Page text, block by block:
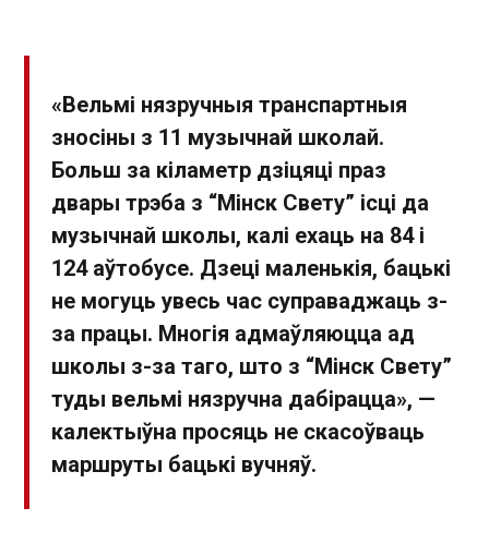
«Вельмі нязручныя транспартныя
зносіны з 11 музычнай школай.
Больш за кіламетр дзіцяці праз
двары трэба з “Мінск Свету” ісці да
музычнай школы, калі ехаць на 84 і
124 аўтобусе. Дзеці маленькія, бацькі
не могуць увесь час суправаджаць з-
за працы. Многія адмаўляюцца ад
школы з-за таго, што з “Мінск Свету”
туды вельмі нязручна дабірацца», —
калектыўна просяць не скасоўваць
маршруты бацькі вучняў.